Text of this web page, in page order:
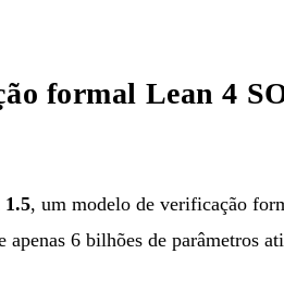
formal Lean 4
, um modelo de verificação
apenas 6 bilhões de parâmetros